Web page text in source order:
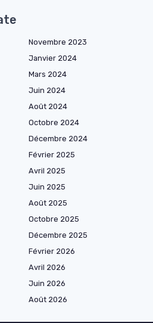
Novembre 2023
Janvier 2024
Mars 2024
Juin 2024
Août 2024
Octobre 2024
Décembre 2024
Février 2025
Avril 2025
Juin 2025
Août 2025
Octobre 2025
Décembre 2025
Février 2026
Avril 2026
Juin 2026
Août 2026